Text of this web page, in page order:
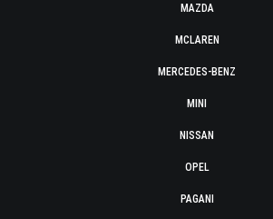
MAZDA
MCLAREN
MERCEDES-BENZ
MINI
NISSAN
OPEL
PAGANI